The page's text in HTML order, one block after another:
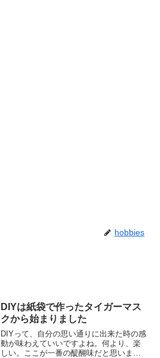
hobbies
DIYは紙袋で作ったタイガーマス
クから始まりました
DIYって、自分の思い通りに出来た時の感
動が味わえていいですよね。何より、楽
しい。ここが一番の醍醐味だと思いま